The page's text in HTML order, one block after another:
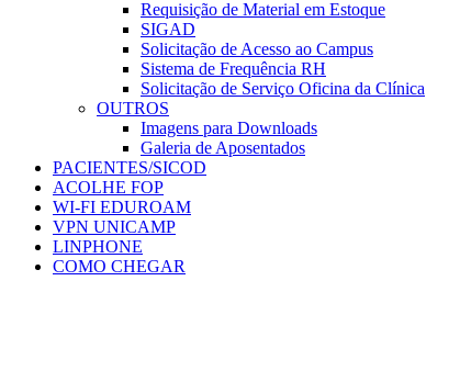
Requisição de Material em Estoque
SIGAD
Solicitação de Acesso ao Campus
Sistema de Frequência RH
Solicitação de Serviço Oficina da Clínica
OUTROS
Imagens para Downloads
Galeria de Aposentados
PACIENTES/SICOD
ACOLHE FOP
WI-FI EDUROAM
VPN UNICAMP
LINPHONE
COMO CHEGAR